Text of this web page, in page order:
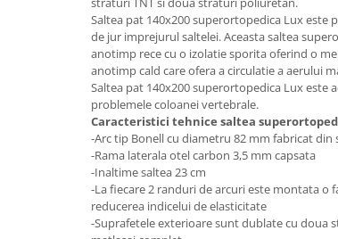
Suporturi si rafturi pantofi
Portmantouri
Seturi mobilier hol
Stender haine
Suport pentru umerase
Mobilier gradinita
Saltea pat 140x200 superortopedica Lux este
de jur imprejurul saltelei. Aceasta saltea
anotimp rece cu o izolatie sporita oferind o
anotimp cald care ofera a circulatie a aerului
Saltea pat 140x200 superortopedica Lux este
problemele coloanei vertebrale.
Caracteristici tehnice saltea
-Arc tip Bonell cu diametru 82 mm fabricat din
-Rama laterala otel carbon 3,5 mm capsata
-Inaltime saltea 23 cm
-La fiecare 2 randuri de arcuri este montata o
reducerea indicelui de elasticitate
-Suprafetele exterioare sunt dublate cu doua